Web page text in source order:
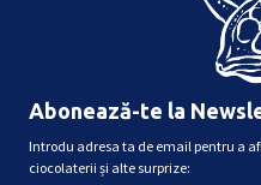
Abonează-te la
Introdu adresa ta de email pentru a
ciocolaterii și alte surprize: